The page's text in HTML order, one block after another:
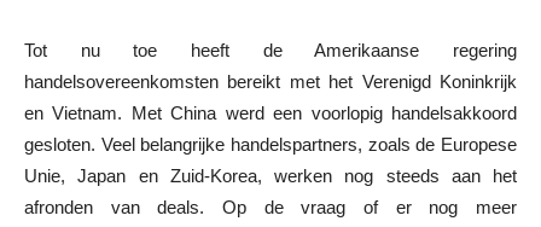
Tot nu toe heeft de Amerikaanse regering
handelsovereenkomsten bereikt met het Verenigd Koninkrijk
en Vietnam. Met China werd een voorlopig handelsakkoord
gesloten. Veel belangrijke handelspartners, zoals de Europese
Unie, Japan en Zuid-Korea, werken nog steeds aan het
afronden van deals. Op de vraag of er nog meer